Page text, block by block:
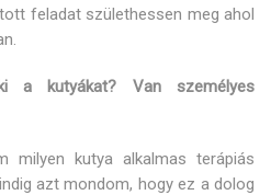
feladat születhessen meg ahol
a kutyákat? Van személyes
milyen kutya alkalmas terápiás
azt mondom, hogy ez a dolog